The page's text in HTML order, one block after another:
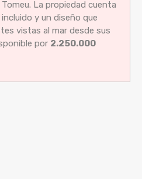
La propiedad cuenta
y un diseño que
vistas al mar desde sus
por 2.250.000